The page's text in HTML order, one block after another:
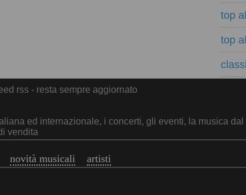
top
top
rss - resta sempre aggiornato
ed internazionale, i concerti, gli eventi, la musica
vendita
novità musicali artisti